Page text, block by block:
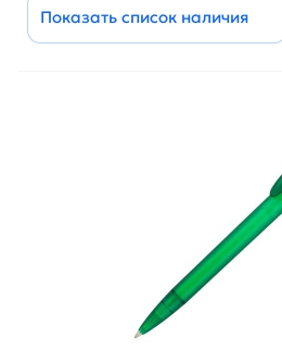
Показать список наличия